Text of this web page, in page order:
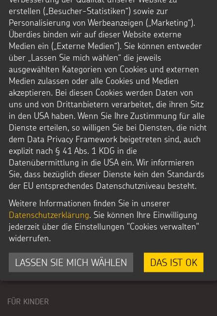
STERNSINGEN
Vorlagen, Lieder, Praktische Hilfen
Sternsinger-Material
Tipps und Anregungen
Hintergründe und Empfehlungen
Sternsingermobil
Fotoausstellung
ÜBER UNS
Wer wir sind
Vision und Strategie
Kinderschutz
Qualität & Transparenz
Jahresbericht
Freiwilligendienst
FÜR KINDER
erstellen („Besucher-Statistiken“) sowie zur
Personalisierung von Werbeanzeigen („Marketing“).
Überdies binden wir auf dieser Website externe
Medien ein („Externe Medien“). Sie können entweder
über „Lassen Sie mich wählen“ die jeweils
ausgewählten Kategorien von Cookies und externen
Medien zulassen oder alle Cookies und Medien
akzeptieren. Bei diesen Cookies werden Daten von
uns und von Drittanbietern verarbeitet, die ihren Sitz
in den USA haben. Wenn Sie Ihre Zustimmung für alle
Dienste erteilen, so willigen Sie bei Diensten, die nicht
dem Data Privacy Framework beigetreten sind, auch
explizit nach § 41 Abs. 1 KDG in die
Datenübermittlung in die USA ein. Wir informieren
Sie, dass bezüglich dieser Dienste kein den Standards
der EU entsprechendes Datenschutzniveau besteht.
Weitere Informationen finden Sie in unserer
Datenschutzerklärung. Sie können Ihre Einwilligung
jederzeit über die Einstellungen "Cookies verwalten"
widerrufen.
LASSEN SIE MICH WÄHLEN DAS IST OK